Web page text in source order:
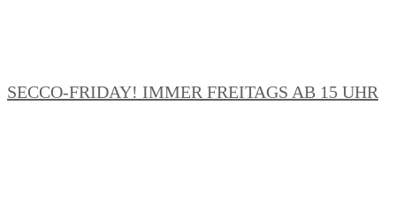
SECCO-FRIDAY! IMMER FREITAGS AB 15 UHR